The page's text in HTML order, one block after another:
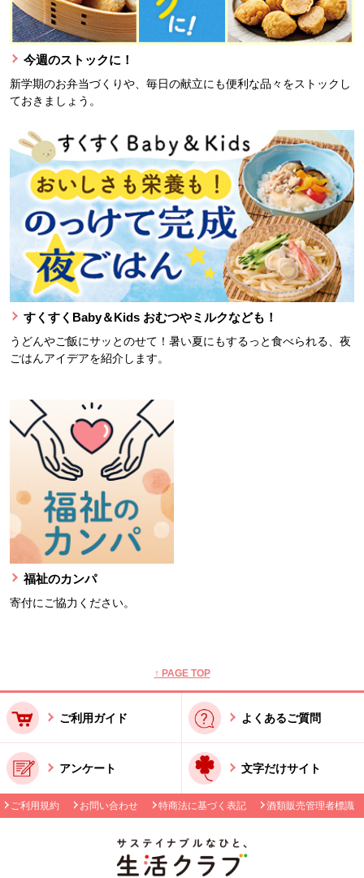
今週のストックに！
新学期のお弁当づくりや、毎日の献立にも便利な品々をストックし
ておきましょう。
すくすくBaby＆Kids おむつやミルクなども！
うどんやご飯にサッとのせて！暑い夏にもするっと食べられる、夜
ごはんアイデアを紹介します。
福祉のカンパ
寄付にご協力ください。
↑ PAGE TOP
ご利用ガイド よくあるご質問
アンケート 文字だけサイト
ご利用規約 お問い合わせ 特商法に基づく表記 酒類販売管理者標識